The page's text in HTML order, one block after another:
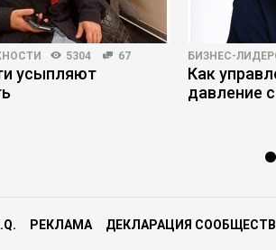
5304 67
усыпляют
БИЗНЕС-
Как
давление
РЕКЛАМА ДЕКЛАРАЦИЯ